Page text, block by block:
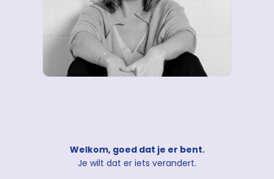
Welkom, goed dat je er bent.
Je wilt dat er iets verandert.